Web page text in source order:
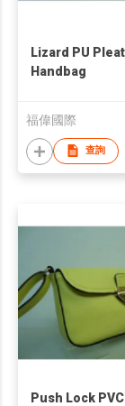
Lizard PU
Handbag
福偉國際
查詢
Push Lock PVC